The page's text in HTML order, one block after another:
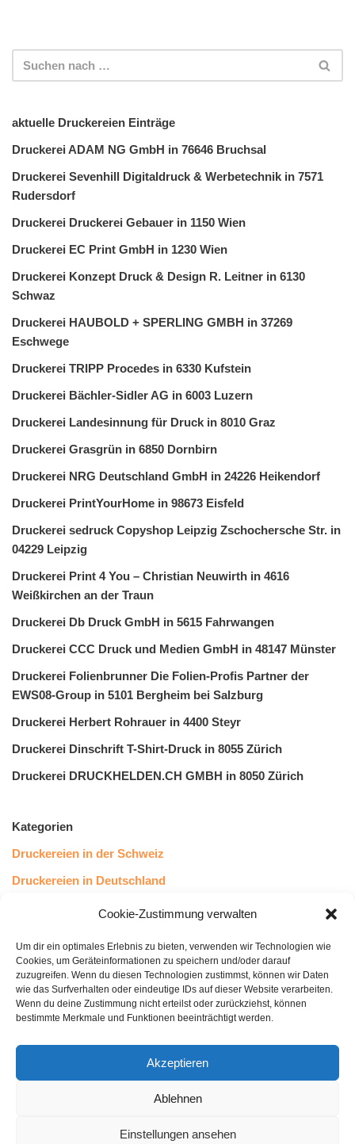
Cookie-Zustimmung verwalten
Um dir ein optimales Erlebnis zu bieten, verwenden wir Technologien wie
Cookies, um Geräteinformationen zu speichern und/oder darauf
zuzugreifen. Wenn du diesen Technologien zustimmst, können wir Daten
wie das Surfverhalten oder eindeutige IDs auf dieser Website verarbeiten.
Wenn du deine Zustimmung nicht erteilst oder zurückziehst, können
bestimmte Merkmale und Funktionen beeinträchtigt werden.
Akzeptieren
Ablehnen
Einstellungen ansehen
aktuelle Druckereien Einträge
Druckerei ADAM NG GmbH in 76646 Bruchsal
Druckerei Sevenhill Digitaldruck & Werbetechnik in 7571
Rudersdorf
Druckerei Druckerei Gebauer in 1150 Wien
Druckerei EC Print GmbH in 1230 Wien
Druckerei Konzept Druck & Design R. Leitner in 6130
Schwaz
Druckerei HAUBOLD + SPERLING GMBH in 37269
Eschwege
Druckerei TRIPP Procedes in 6330 Kufstein
Druckerei Bächler-Sidler AG in 6003 Luzern
Druckerei Landesinnung für Druck in 8010 Graz
Druckerei Grasgrün in 6850 Dornbirn
Druckerei NRG Deutschland GmbH in 24226 Heikendorf
Druckerei PrintYourHome in 98673 Eisfeld
Druckerei sedruck Copyshop Leipzig Zschochersche Str. in
04229 Leipzig
Druckerei Print 4 You – Christian Neuwirth in 4616
Weißkirchen an der Traun
Druckerei Db Druck GmbH in 5615 Fahrwangen
Druckerei CCC Druck und Medien GmbH in 48147 Münster
Druckerei Folienbrunner Die Folien-Profis Partner der
EWS08-Group in 5101 Bergheim bei Salzburg
Druckerei Herbert Rohrauer in 4400 Steyr
Druckerei Dinschrift T-Shirt-Druck in 8055 Zürich
Druckerei DRUCKHELDEN.CH GMBH in 8050 Zürich
Kategorien
Druckereien in der Schweiz
Druckereien in Deutschland
Druckereien in Österreich
Kundenstimmen
43Leserstimmen